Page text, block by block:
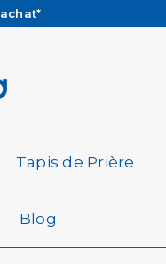
au Vend)
Tapis de Prière
Blog